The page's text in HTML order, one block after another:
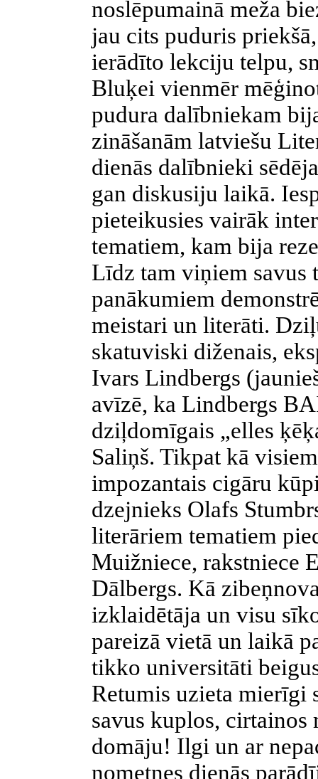
noslēpumainā meža
jau cits puduris
ierādīto lekciju telpu,
Bluķei vienmēr
pudura dalībniekam
zināšanām latviešu
dienās dalībnieki
gan diskusiju laikā.
pieteikusies vairāk
tematiem, kam bija
Līdz tam viņiem savus
panākumiem
meistari un literāti.
skatuviski diženais,
Ivars Lindbergs
avīzē, ka Lindbergs
dziļdomīgais „elles
Saliņš. Tikpat kā
impozantais cigāru
dzejnieks Olafs
literāriem tematiem
Muižniece, rakstniece
Dālbergs. Kā
izklaidētāja un visu
pareizā vietā un laikā
tikko universitāti
Retumis uzieta mierīgi
savus kuplos, cirtainos
domāju! Ilgi un ar
nometnes dienās